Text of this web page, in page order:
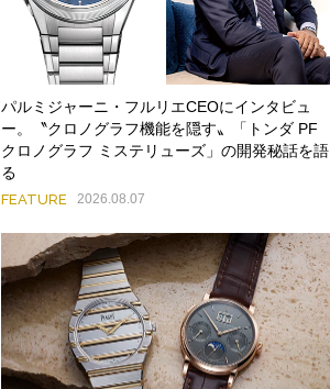
パルミジャーニ・フルリエCEOにインタビュ
ー。〝クロノグラフ機能を隠す〟「トンダ PF
クロノグラフ ミステリューズ」の開発秘話を語
る
FEATURE 2026.08.07